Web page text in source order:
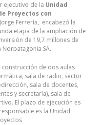
ejecutivo de la Unidad
Proyectos con
Ferrería, encabezó la
etapa de la ampliación de
de 19,7 millones de
SA.
de dos aulas
sala de radio, sector
sala de docentes,
y secretaría), sala de
El plazo de ejecución es
es la Unidad